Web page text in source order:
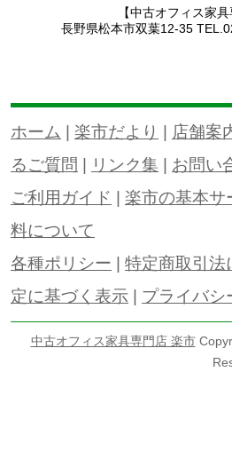
【中古オフィス家
長野県松本市双葉12-35
ホーム 楽市だより 店舗案
るご質問
リンク集 お問い
ご利用ガイド
楽市の基本サ
料について
各種ポリシー
特定商取引法
定に基づく表示
プライバシ
中古オフィス家具専門店 楽市